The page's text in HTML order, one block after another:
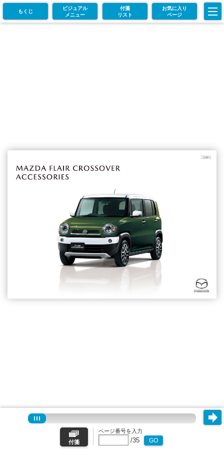
もくじ
ビジュアル
メニュー
付箋
リスト
お気に入り
ページ
付箋
ページ番号を入力
/35 GO